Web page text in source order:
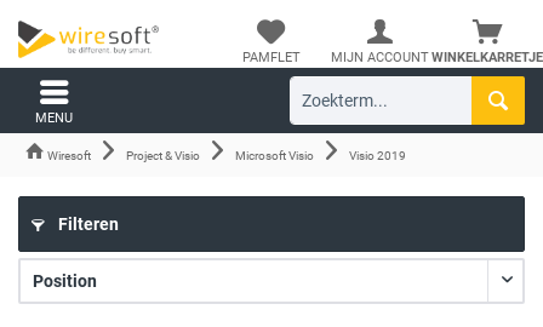
WINKELKARRETJE
PAMFLET MIJN ACCOUNT
MENU
Wiresoft Project & Visio Microsoft Visio Visio 2019
Filteren